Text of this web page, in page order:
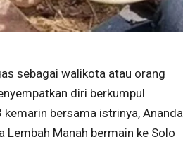
sebagai walikota atau orang
diri berkumpul
bersama istrinya, Ananda
Lembah Manah bermain ke Solo